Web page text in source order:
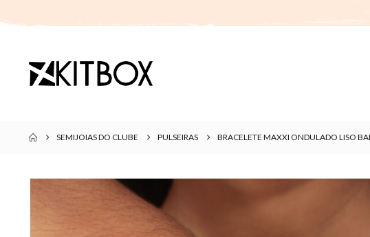
SEMIJOIAS DO CLUBE PULSEIRAS BRACELETE MAXXI ONDULADO LISO